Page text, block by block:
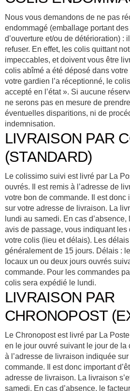
Nous vous demandons de ne pas
endommagé (emballage portant
d’ouverture et/ou de détérioration) :
refuser. En effet, les colis quittant
impeccables, et doivent vous être
colis abîmé a été déposé dans
votre gardien l’a réceptionné, le
accepté en l’état ». Si aucune
ne serons pas en mesure de
éventuelles disparitions, ni de
indemnisation.
LIVRAISON PAR
(STANDARD)
Le colissimo suivi est livré par La
ouvrés. Il est remis à l’adresse de
votre bon de commande. Il est donc
sur votre adresse de livraison. La
lundi au samedi. En cas
avis de passage, vous indiquant les
votre colis (lieu et délais). Les délais
généralement de 15 jours. Délais :
locaux un ou deux jours ouvrés
commande. Pour les commandes
colis sera expédié le lundi.
LIVRAISON PAR
CHRONOPOST
Le Chronopost est livré par La
en le jour ouvré suivant le jour de la
à l’adresse de livraison indiquée
commande. Il est donc important
adresse de livraison. La livraison
samedi. En cas d’absence, le